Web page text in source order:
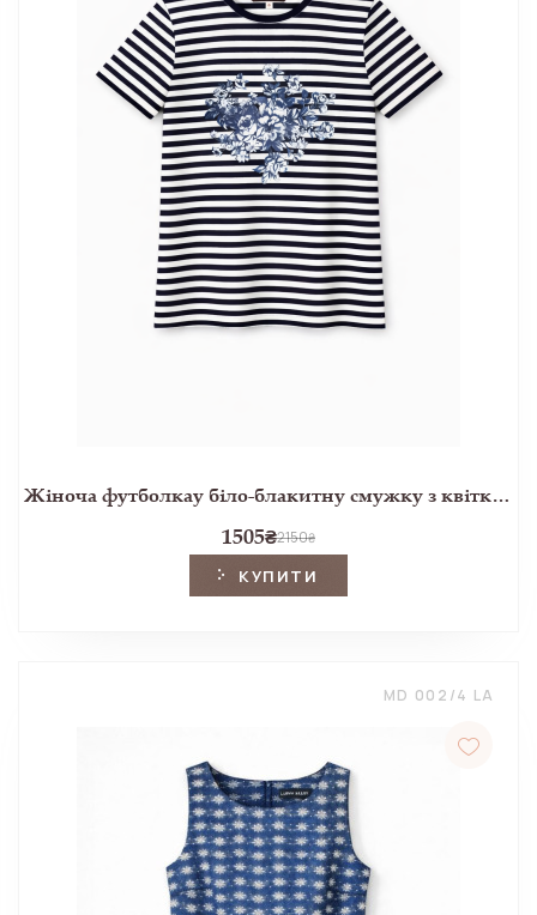
Жіноча футболкау біло-блакитну смужку з квітковим принтом
1505₴2150₴
КУПИТИ
MD 002/4 LA